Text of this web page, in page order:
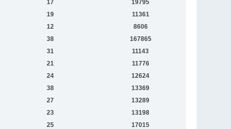
17
19795
19
11361
12
8606
38
167865
31
11143
21
11776
24
12624
38
13369
27
13289
23
13198
25
17015